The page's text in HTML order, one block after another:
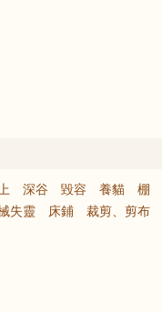
深谷 毀容 養貓 棚
失靈 床鋪 裁剪、剪布